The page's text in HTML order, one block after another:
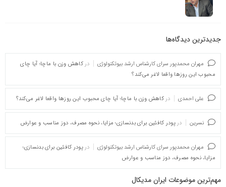
جدیدترین دیدگاه‌‌ها
مهران محمدپور سرای کارشناس ارشد بیوتکنولوژی در کاهش وزن با ماچا؛ آیا چای
محبوب این روزها واقعا لاغر می‌کند؟
علی احمدی در کاهش وزن با ماچا؛ آیا چای محبوب این روزها واقعا لاغر می‌کند؟
نسرین در پودر کافئین برای بدنسازی؛ مزایا، نحوه مصرف، دوز مناسب و عوارض
مهران محمدپور سرای کارشناس ارشد بیوتکنولوژی در پودر کافئین برای بدنسازی؛
مزایا، نحوه مصرف، دوز مناسب و عوارض
مهم‌ترین موضوعات ایران مدیکال